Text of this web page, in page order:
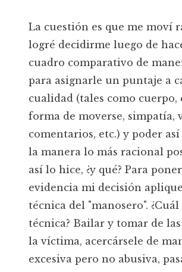
La cuestión es que me moví
logré decidirme luego de
cuadro comparativo de
para asignarle un puntaje a
cualidad (tales como cuerpo,
forma de moverse, simpatía,
comentarios, etc.) y poder
la manera lo más racional
así lo hice, ¿y qué? Para
evidencia mi decisión
técnica del "manosero". ¿Cuál
técnica? Bailar y tomar de
la víctima, acercársele de
excesiva pero no abusiva,